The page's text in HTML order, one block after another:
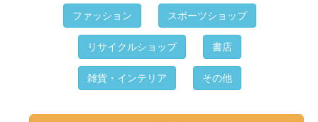
ファッション スポーツショップ
リサイクルショップ 書店
雑貨・インテリア その他